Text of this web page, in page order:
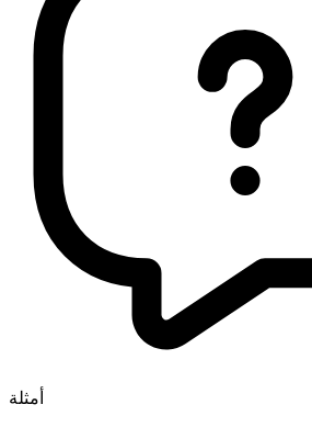
أمثلة